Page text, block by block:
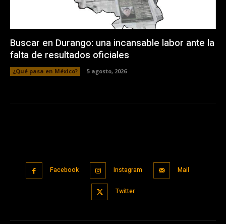
Buscar en Durango: una incansable labor ante la
falta de resultados oficiales
¿Qué pasa en México? 5 agosto, 2026
Facebook Instagram Mail
Twitter